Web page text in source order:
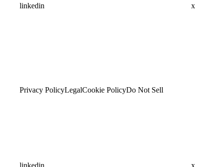
linkedin x
Privacy PolicyLegalCookie PolicyDo Not Sell
linkedin x